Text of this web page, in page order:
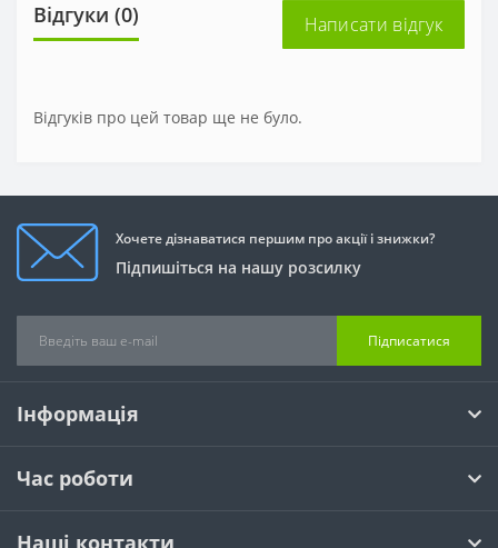
Відгуки (0) Написати відгук
Відгуків про цей товар ще не було.
Хочете дізнаватися першим про акції і знижки?
Підпишіться на нашу розсилку
Підписатися
Інформація
Час роботи
Наші контакти